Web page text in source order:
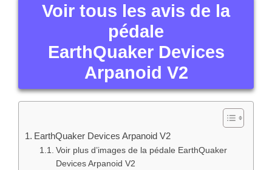
Voir tous les avis de la
pédale
EarthQuaker Devices
Arpanoid V2
EarthQuaker Devices Arpanoid V2
Voir plus d’images de la pédale EarthQuaker
Devices Arpanoid V2